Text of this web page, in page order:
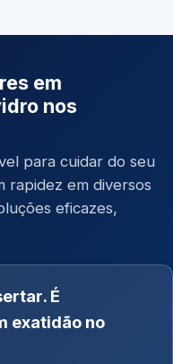
em
nos
para cuidar do seu
rapidez em diversos
eficazes,
É
exatidão no